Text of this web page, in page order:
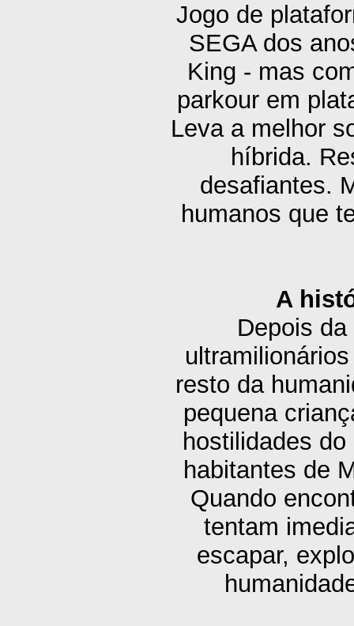
Jogo de
SEGA dos
King - mas
parkour em
Leva a melhor
híbrida.
desafiantes.
humanos que
A
Depois
resto da
pequena
hostilidades
habitantes de
Quando
tentam
escapar,